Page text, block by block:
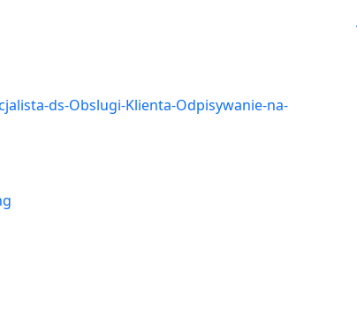
ds-Obslugi-Klienta-Odpisywanie-na-